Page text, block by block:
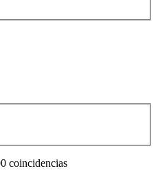
coincidencias